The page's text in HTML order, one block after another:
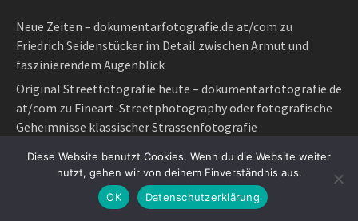
Neue Zeiten – dokumentarfotografie.de at/com zu
Friedrich Seidenstücker im Detail zwischen Armut und
faszinierendem Augenblick
Original Streetfotografie heute – dokumentarfotografie.de
at/com zu Fineart-Streetphotography oder fotografische
Geheimnisse klassischer Strassenfotografie
Neue Zeiten – dokumentarfotografie.de at/comzu
Kategorie 2020 – der neue dokumentarische Impuls
Neue Zeiten – dokumentarfotografie.de at/com
Klassische manuelle Fotografie im Sinne von Elliott und
Diese Website benutzt Cookies. Wenn du die Website weiter
nutzt, gehen wir von deinem Einverständnis aus.
OK
Datenschutzerklärung